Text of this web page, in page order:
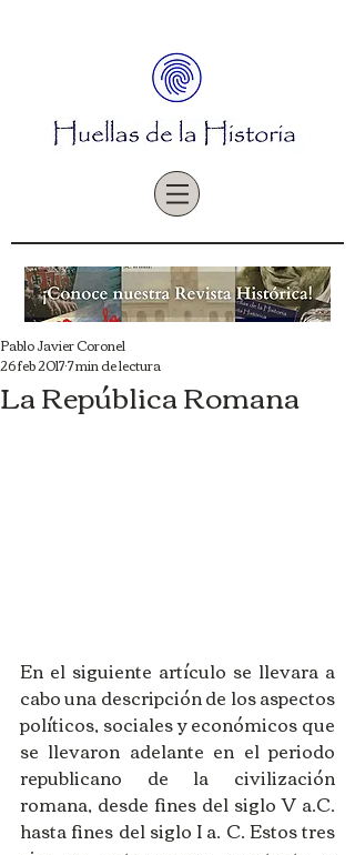
La República Romana
Pablo Javier Coronel
26 feb 20177 min de lectura
En el siguiente artículo se llevara a
cabo una descripción de los aspectos
políticos, sociales y económicos que
se llevaron adelante en el periodo
republicano de la civilización
romana, desde fines del siglo V a.C.
hasta fines del siglo I a. C. Estos tres